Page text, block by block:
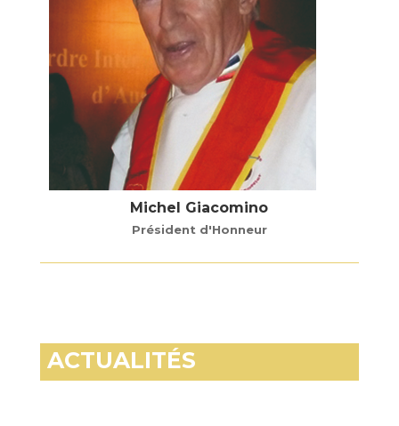
Michel Giacomino
Président d'Honneur
ACTUALITÉS